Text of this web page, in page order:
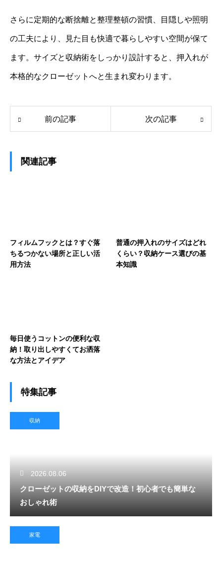
さらに定期的な断捨離と整理整頓の習慣、目隠しや照明
の工夫により、見た目も快適で暮らしやすい空間が保て
ます。サイズと収納術をしっかり設計すると、押入れが
本格的なクローゼットへと生まれ変わります。
前の記事 次の記事
関連記事
フィルムフックとは？すぐ落
ちるつかない場所と正しい活
用方法
普通の押入れのサイズはどれ
くらい？収納ケース選びの基
本知識
毎日使うコットンの便利な収
納！取り出しやすくてお洒落
な方法とアイデア
特集記事
収納
2026.08.06
クローゼットの収納をDIYで改造！初心者でも簡単な
おしゃれ術
家電